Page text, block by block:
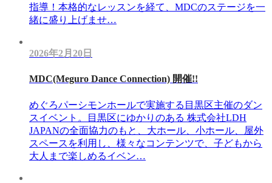
指導！本格的なレッスンを経て、MDCのステージを一
緒に盛り上げませ…
2026年2月20日
MDC(Meguro Dance Connection) 開催!!
めぐろパーシモンホールで実施する目黒区主催のダン
スイベント。目黒区にゆかりのある 株式会社LDH
JAPANの全面協力のもと、大ホール、小ホール、屋外
スペースを利用し、様々なコンテンツで、子どもから
大人まで楽しめるイベン…